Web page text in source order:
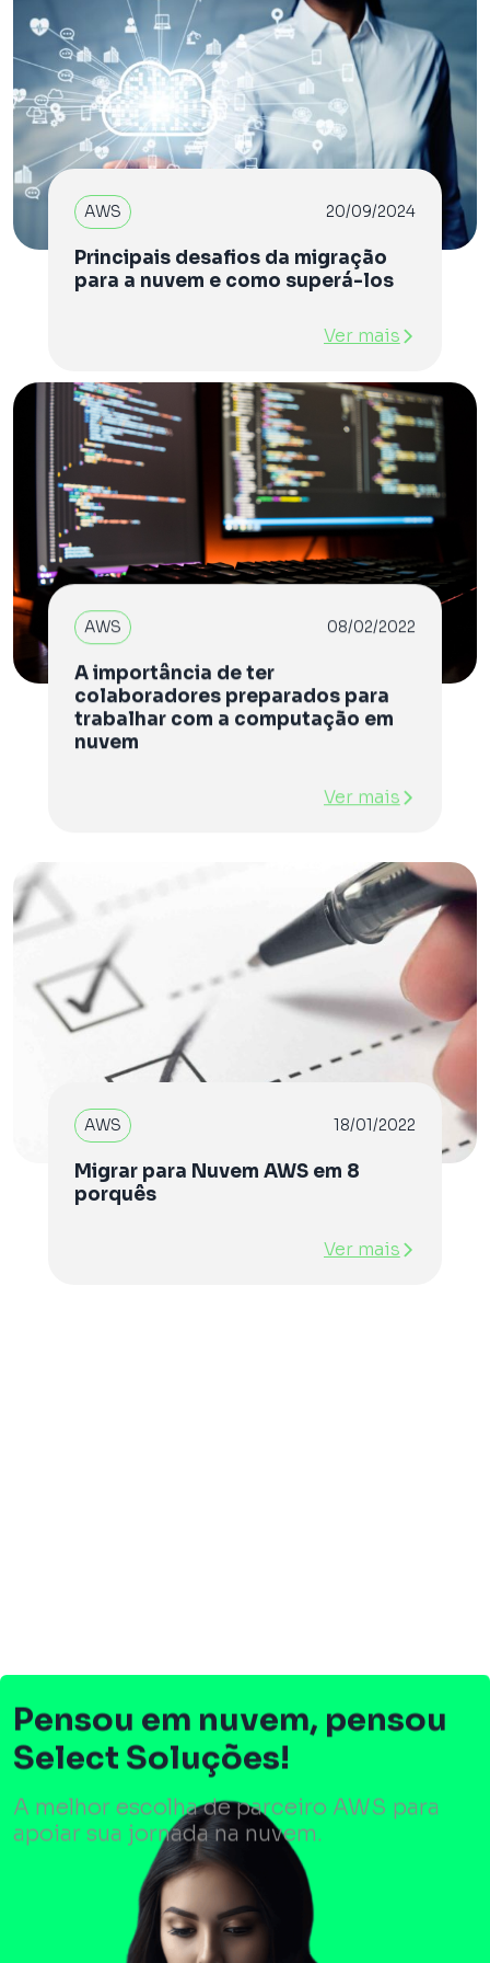
AWS 20/09/2024
Principais desafios da migração
para a nuvem e como superá-los
Ver mais
AWS 08/02/2022
A importância de ter
colaboradores preparados para
trabalhar com a computação em
nuvem
Ver mais
AWS 18/01/2022
Migrar para Nuvem AWS em 8
porquês
Ver mais
Pensou em nuvem, pensou
Select Soluções!
A melhor escolha de parceiro AWS para
apoiar sua jornada na nuvem.